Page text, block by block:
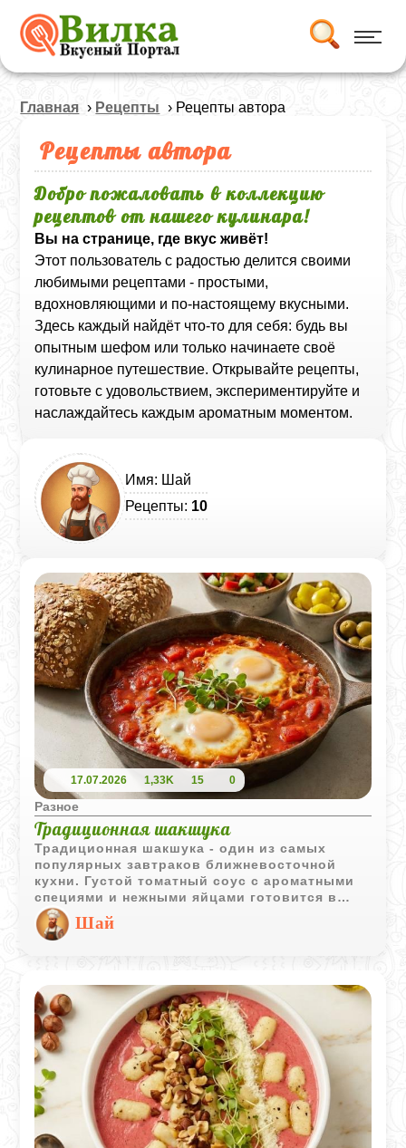
Главная › Рецепты › Рецепты автора
Рецепты автора
Добро пожаловать в коллекцию
рецептов от нашего кулинара!
Вы на странице, где вкус живёт!
Этот пользователь с радостью делится своими
любимыми рецептами - простыми,
вдохновляющими и по-настоящему вкусными.
Здесь каждый найдёт что-то для себя: будь вы
опытным шефом или только начинаете своё
кулинарное путешествие. Открывайте рецепты,
готовьте с удовольствием, экспериментируйте и
наслаждайтесь каждым ароматным моментом.
Имя: Шай
Рецепты: 10
17.07.2026 1,33K 15 0
Разное
Традиционная шакшука
Традиционная шакшука - один из самых
популярных завтраков ближневосточной
кухни. Густой томатный соус с ароматными
специями и нежными яйцами готовится в
одной сковороде и прекрасно сочетается с
теплой питой, свежим хлебом или халой.
Шай